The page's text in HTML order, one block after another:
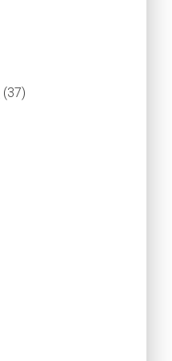
(37)